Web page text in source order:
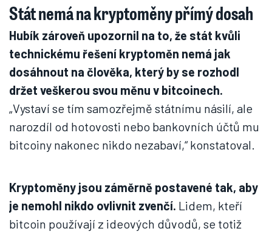
Stát nemá na kryptoměny přímý dosah
Hubík zároveň upozornil na to, že stát kvůli
technickému řešení kryptoměn nemá jak
dosáhnout na člověka, který by se rozhodl
držet veškerou svou měnu v bitcoinech.
„Vystaví se tím samozřejmě státnímu násilí, ale
narozdíl od hotovosti nebo bankovních účtů mu
bitcoiny nakonec nikdo nezabaví,“ konstatoval.
Kryptoměny jsou záměrně postavené tak, aby
je nemohl nikdo ovlivnit zvenčí. Lidem, kteří
bitcoin používají z ideových důvodů, se totiž